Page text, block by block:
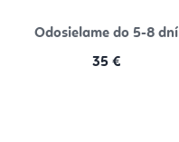
Odosielame do 5-8 dní
35 €